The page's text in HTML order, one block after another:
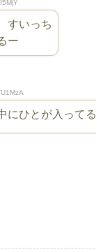
すいっち
ー
にひとが入ってる